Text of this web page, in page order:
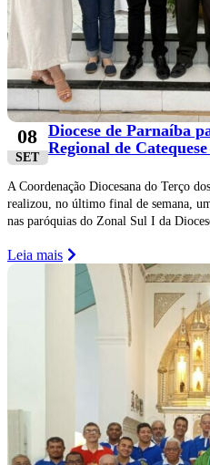
08
SET
Diocese de Parnaíba
Regional de
A Coordenação Diocesana do Terço
realizou, no último final de semana,
nas paróquias do Zonal Sul I da
Leia mais